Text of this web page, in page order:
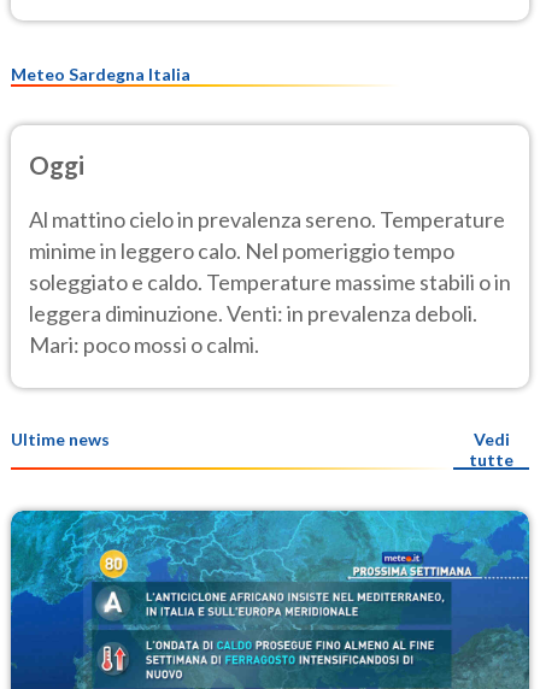
Meteo Sardegna Italia
Oggi
Al mattino cielo in prevalenza sereno. Temperature
minime in leggero calo. Nel pomeriggio tempo
soleggiato e caldo. Temperature massime stabili o in
leggera diminuzione. Venti: in prevalenza deboli.
Mari: poco mossi o calmi.
Ultime news
Vedi
tutte